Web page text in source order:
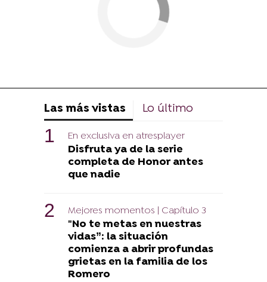
Las más vistas Lo último
En exclusiva en atresplayer
Disfruta ya de la serie
completa de Honor antes
que nadie
Mejores momentos | Capítulo 3
"No te metas en nuestras
vidas”: la situación
comienza a abrir profundas
grietas en la familia de los
Romero